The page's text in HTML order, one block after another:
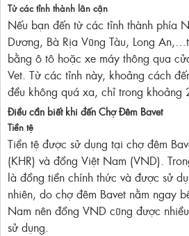
Từ các tỉnh thành lân cận
Nếu bạn đến từ các tỉnh thành phía
Dương, Bà Rịa Vũng Tàu, Long
bằng ô tô hoặc xe máy thông qua
Vet. Từ các tỉnh này, khoảng cách
đều không quá xa, chỉ trong khoảng
Điều cần biết khi đến Chợ Đêm Bavet
Tiền tệ
Tiền tệ được sử dụng tại chợ đêm
(KHR) và đồng Việt Nam (VND).
là đồng tiền chính thức và được sử
nhiên, do chợ đêm Bavet nằm ngay
Nam nên đồng VND cũng được
sử dụng.